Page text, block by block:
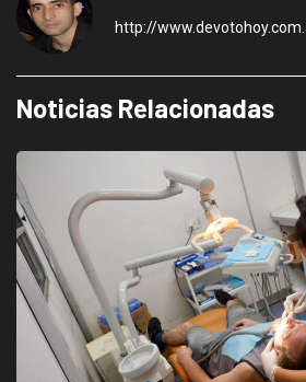
http://
Noticias Relacionadas